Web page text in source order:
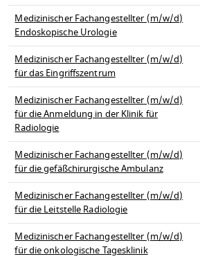
Medizinischer Fachangestellter (m/w/d)
Endoskopische Urologie
Medizinischer Fachangestellter (m/w/d)
für das Eingriffszentrum
Medizinischer Fachangestellter (m/w/d)
für die Anmeldung in der Klinik für
Radiologie
Medizinischer Fachangestellter (m/w/d)
für die gefäßchirurgische Ambulanz
Medizinischer Fachangestellter (m/w/d)
für die Leitstelle Radiologie
Medizinischer Fachangestellter (m/w/d)
für die onkologische Tagesklinik